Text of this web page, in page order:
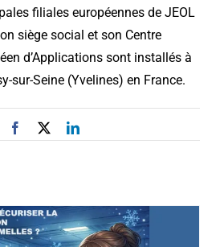
filiales européennes de JEOL
siège social et son Centre
d’Applications sont installés à
sur-Seine (Yvelines) en France.
Facebook LinkedIn